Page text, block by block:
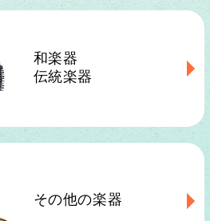
和楽器
伝統楽器
その他の楽器